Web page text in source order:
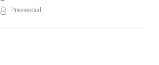
Presencial